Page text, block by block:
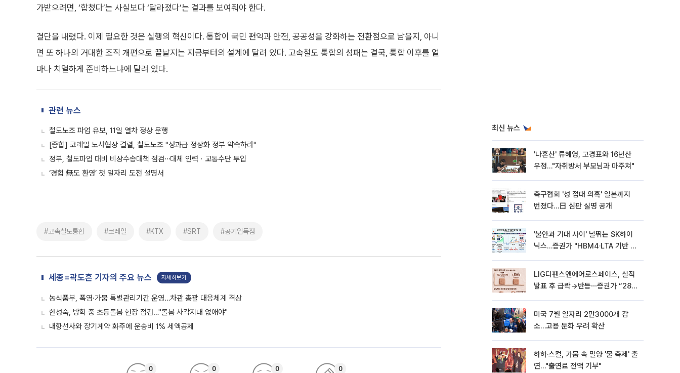
가받으려면, ‘합쳤다’는 사실보다 ‘달라졌다’는 결과를 보여줘야 한다.
결단을 내렸다. 이제 필요한 것은 실행의 혁신이다. 통합이 국민 편익과 안전, 공공성을 강화하는 전환점으로 남을지, 아니
면 또 하나의 거대한 조직 개편으로 끝날지는 지금부터의 설계에 달려 있다. 고속철도 통합의 성패는 결국, 통합 이후를 얼
마나 치열하게 준비하느냐에 달려 있다.
관련 뉴스
철도노조 파업 유보, 11일 열차 정상 운행
[종합] 코레일 노사협상 결렬, 철도노조 "성과급 정상화 정부 약속하라"
정부, 철도파업 대비 비상수송대책 점검⋯대체 인력ㆍ교통수단 투입
‘경험 無도 환영’ 첫 일자리 도전 설명서
#고속철도통합 #코레일 #KTX #SRT #공기업독점
세종=곽도흔 기자의 주요 뉴스 자세히보기
농식품부, 폭염·가뭄 특별관리기간 운영…차관 총괄 대응체계 격상
한성숙, 방학 중 초등돌봄 현장 점검…"돌봄 사각지대 없애야"
내항선사와 장기계약 화주에 운송비 1% 세액공제
0 0 0 0
최신 뉴스
'나혼산' 류혜영, 고경표와 16년산
우정…"자취방서 부모님과 마주쳐"
축구협회 '성 접대 의혹' 일본까지
번졌다…日 심판 실명 공개
'불안과 기대 사이' 널뛰는 SK하이
닉스…증권가 "HBM4·LTA 기반 펀
LIG디펜스앤에어로스페이스, 실적
발표 후 급락→반등⋯증권가 “28년
미국 7월 일자리 2만3000개 감
소…고용 둔화 우려 확산
하하·스컬, 가뭄 속 밀양 '물 축제' 출
연…"출연료 전액 기부"